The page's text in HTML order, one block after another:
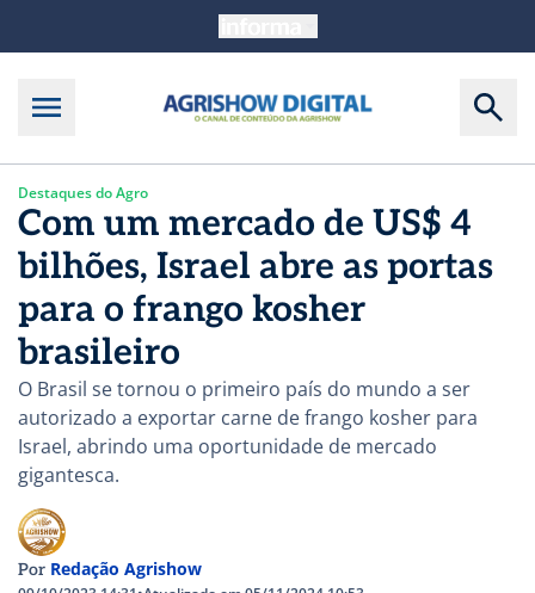
Destaques do Agro
Com um mercado de US$ 4
bilhões, Israel abre as portas
para o frango kosher
brasileiro
O Brasil se tornou o primeiro país do mundo a ser
autorizado a exportar carne de frango kosher para
Israel, abrindo uma oportunidade de mercado
gigantesca.
Por Redação Agrishow